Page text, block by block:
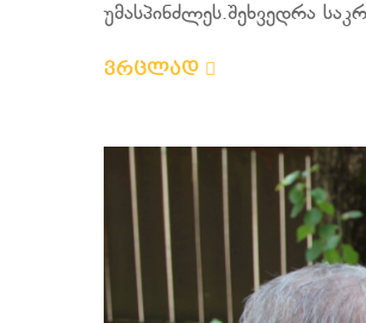
უმასპინძლეს.შეხვედრა
ვრცლად